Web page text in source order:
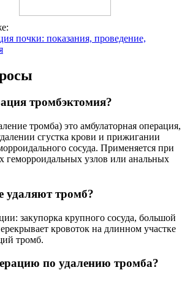
почки: показания, проведение,
тромбэктомия?
тромба) это амбулаторная операция,
сгустка крови и прижигании
сосуда. Применяется при
геморроидальных узлов или анальных
удаляют тромб?
закупорка крупного сосуда, большой
кровоток на длинном участке
тромб.
по удалению тромба?